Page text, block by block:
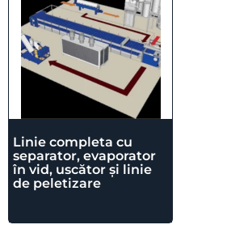
Linie completa cu
separator, evaporator
în vid, uscător și linie
de peletizare